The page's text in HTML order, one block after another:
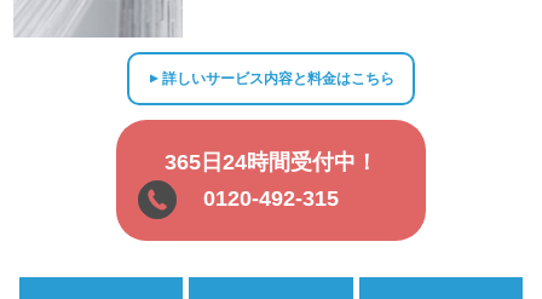
▲詳しいサービス内容と料金はこちら
365日24時間受付中！
0120-492-315